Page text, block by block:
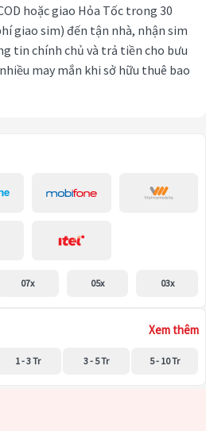
hoặc giao Hỏa Tốc trong 30
giao sim) đến tận nhà, nhận sim
tin chính chủ và trả tiền cho bưu
may mắn khi sở hữu thuê bao
07x 05x 03x
Xem thêm
1 - 3 Tr 3 - 5 Tr 5 - 10 Tr